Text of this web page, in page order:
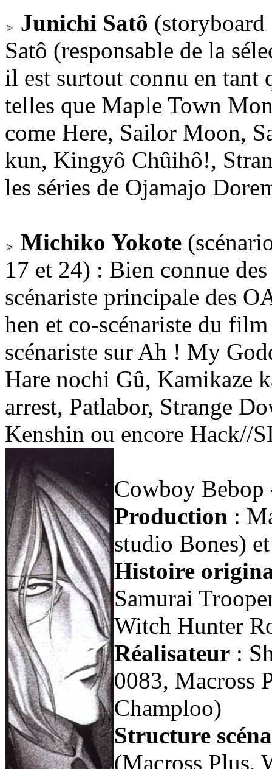
Junichi Satô (storyboard
Satô (responsable de la
il est surtout connu en tant
telles que Maple Town
come Here, Sailor Moon,
kun, Kingyô Chûihô!,
les séries de Ojamajo
Michiko Yokote
17 et 24) : Bien connue
scénariste principale des
hen et co-scénariste du
scénariste sur Ah ! My
Hare nochi Gû, Kamikaze
arrest, Patlabor, Strange
Kenshin ou encore Hack//
Cowboy Bebop
Production :
studio Bones)
Histoire
Samurai
Witch Hunter
Réalisateur :
0083, Macross
Champloo)
Structure
(Macross Plus,